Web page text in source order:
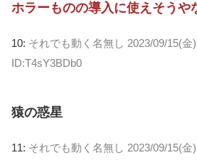
ホラーものの導入に使えそうや
10: それでも動く名無し 2023/09/15(金
ID:T4sY3BDb0
猿の惑星
11: それでも動く名無し 2023/09/15(金